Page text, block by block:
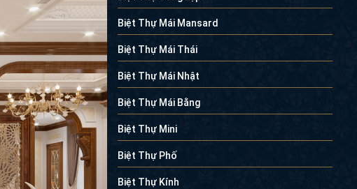
Biệt Thự Mái Mansard
Biệt Thự Mái Thái
Biệt Thự Mái Nhật
Biệt Thự Mái Bằng
Biệt Thự Mini
Biệt Thự Phố
Biệt Thự Kính